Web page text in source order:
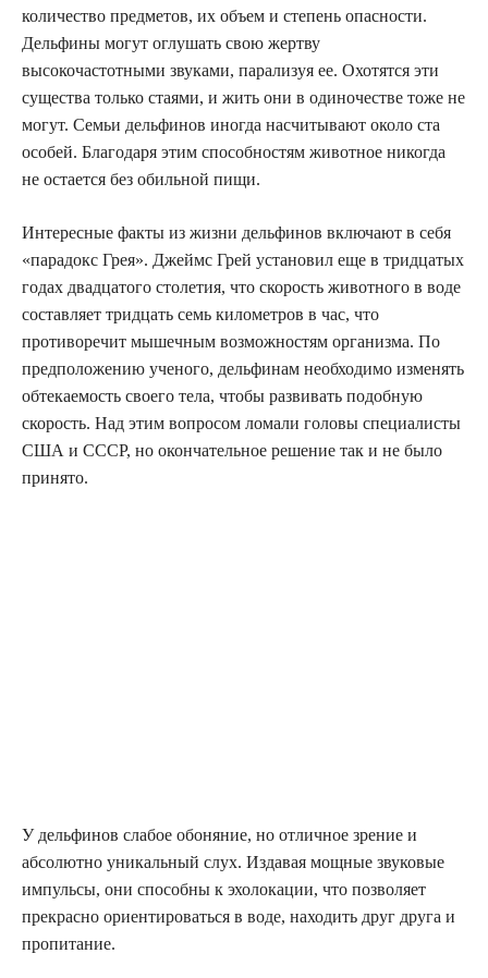
количество предметов, их объем и степень опасности.
Дельфины могут оглушать свою жертву
высокочастотными звуками, парализуя ее. Охотятся эти
существа только стаями, и жить они в одиночестве тоже не
могут. Семьи дельфинов иногда насчитывают около ста
особей. Благодаря этим способностям животное никогда
не остается без обильной пищи.
Интересные факты из жизни дельфинов включают в себя
«парадокс Грея». Джеймс Грей установил еще в тридцатых
годах двадцатого столетия, что скорость животного в воде
составляет тридцать семь километров в час, что
противоречит мышечным возможностям организма. По
предположению ученого, дельфинам необходимо изменять
обтекаемость своего тела, чтобы развивать подобную
скорость. Над этим вопросом ломали головы специалисты
США и СССР, но окончательное решение так и не было
принято.
У дельфинов слабое обоняние, но отличное зрение и
абсолютно уникальный слух. Издавая мощные звуковые
импульсы, они способны к эхолокации, что позволяет
прекрасно ориентироваться в воде, находить друг друга и
пропитание.